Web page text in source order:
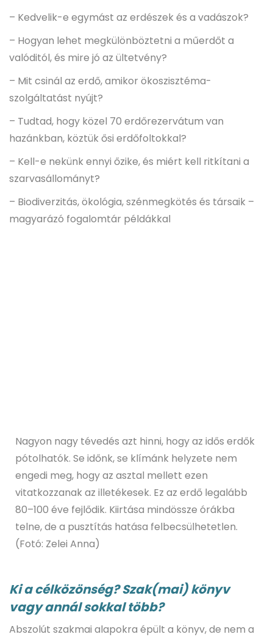
– Kedvelik-e egymást az erdészek és a vadászok?
– Hogyan lehet megkülönböztetni a műerdőt a
valóditól, és mire jó az ültetvény?
– Mit csinál az erdő, amikor ökoszisztéma-
szolgáltatást nyújt?
– Tudtad, hogy közel 70 erdőrezervátum van
hazánkban, köztük ősi erdőfoltokkal?
– Kell-e nekünk ennyi őzike, és miért kell ritkítani a
szarvasállományt?
– Biodiverzitás, ökológia, szénmegkötés és társaik –
magyarázó fogalomtár példákkal
Nagyon nagy tévedés azt hinni, hogy az idős erdők
pótolhatók. Se időnk, se klímánk helyzete nem
engedi meg, hogy az asztal mellett ezen
vitatkozzanak az illetékesek. Ez az erdő legalább
80–100 éve fejlődik. Kiirtása mindössze órákba
telne, de a pusztítás hatása felbecsülhetetlen.
(Fotó: Zelei Anna)
Ki a célközönség? Szak(mai) könyv
vagy annál sokkal több?
Abszolút szakmai alapokra épült a könyv, de nem a